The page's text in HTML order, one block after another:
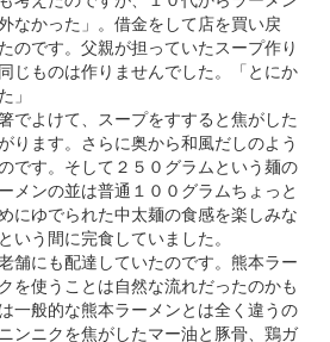
なかった」。借金をして店を買い戻
のです。父親が担っていたスープ作り
じものは作りませんでした。「とにか
」
でよけて、スープをすすると焦がした
ります。さらに奥から和風だしのよう
です。そして２５０グラムという麺の
メンの並は普通１００グラムちょっと
にゆでられた中太麺の食感を楽しみな
いう間に完食していました。
舗にも配達していたのです。熊本ラー
を使うことは自然な流れだったのかも
一般的な熊本ラーメンとは全く違うの
ンニクを焦がしたマー油と豚骨、鶏ガ